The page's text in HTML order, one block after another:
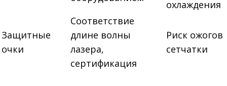
охлаждения
Защитные
очки
Соответствие
длине волны
лазера,
сертификация
Риск ожогов
сетчатки